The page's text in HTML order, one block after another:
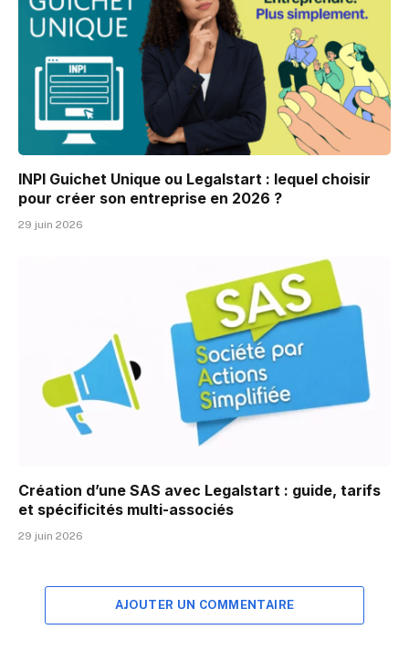
INPI Guichet Unique ou Legalstart : lequel choisir
pour créer son entreprise en 2026 ?
29 juin 2026
Création d’une SAS avec Legalstart : guide, tarifs
et spécificités multi-associés
29 juin 2026
AJOUTER UN COMMENTAIRE